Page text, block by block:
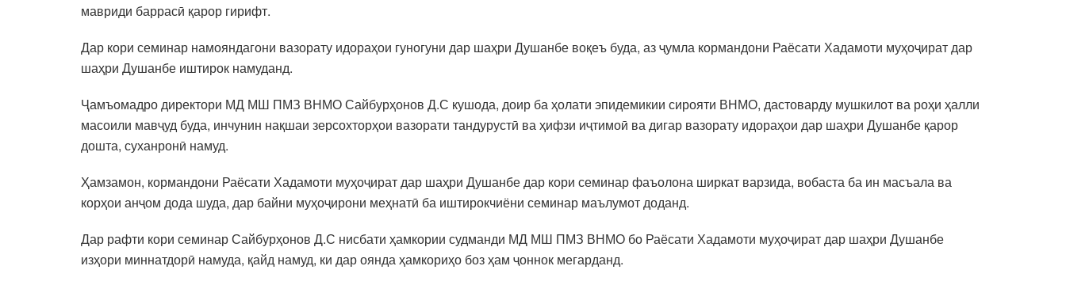
мавриди баррасӣ қарор гирифт.
Дар кори семинар намояндагони вазорату идораҳои гуногуни дар шаҳри Душанбе воқеъ буда, аз ҷумла кормандони Раёсати Хадамоти муҳоҷират дар
шаҳри Душанбе иштирок намуданд.
Ҷамъомадро директори МД МШ ПМЗ ВНМО Сайбурҳонов Д.С кушода, доир ба ҳолати эпидемикии сирояти ВНМО, дастоварду мушкилот ва роҳи ҳалли
масоили мавҷуд буда, инчунин нақшаи зерсохторҳои вазорати тандурустӣ ва ҳифзи иҷтимоӣ ва дигар вазорату идораҳои дар шаҳри Душанбе қарор
дошта, суханронӣ намуд.
Ҳамзамон, кормандони Раёсати Хадамоти муҳоҷират дар шаҳри Душанбе дар кори семинар фаъолона ширкат варзида, вобаста ба ин масъала ва
корҳои анҷом дода шуда, дар байни муҳоҷирони меҳнатӣ ба иштирокчиёни семинар маълумот доданд.
Дар рафти кори семинар Сайбурҳонов Д.С нисбати ҳамкории судманди МД МШ ПМЗ ВНМО бо Раёсати Хадамоти муҳоҷират дар шаҳри Душанбе
изҳори миннатдорӣ намуда, қайд намуд, ки дар оянда ҳамкориҳо боз ҳам ҷоннок мегарданд.